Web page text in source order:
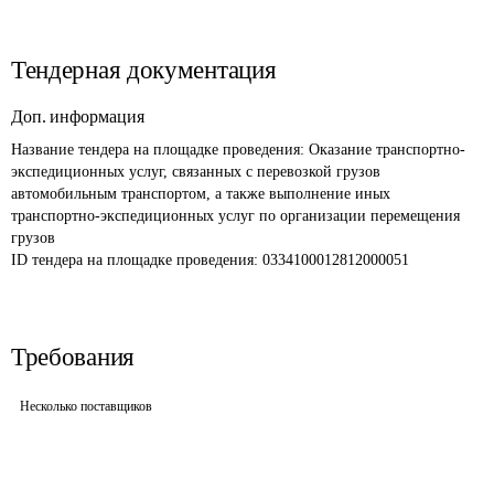
Тендерная документация
Доп. информация
Название тендера на площадке проведения: Оказание транспортно-
экспедиционных услуг, связанных с перевозкой грузов
автомобильным транспортом, а также выполнение иных
транспортно-экспедиционных услуг по организации перемещения
грузов
ID тендера на площадке проведения: 0334100012812000051
Требования
Несколько поставщиков